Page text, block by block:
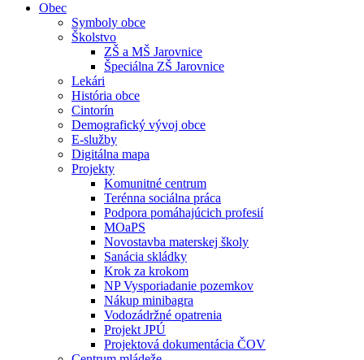
Obec
Symboly obce
Školstvo
ZŠ a MŠ Jarovnice
Špeciálna ZŠ Jarovnice
Lekári
História obce
Cintorín
Demografický vývoj obce
E-služby
Digitálna mapa
Projekty
Komunitné centrum
Terénna sociálna práca
Podpora pomáhajúcich profesií
MOaPS
Novostavba materskej školy
Sanácia skládky
Krok za krokom
NP Vysporiadanie pozemkov
Nákup minibagra
Vodozádržné opatrenia
Projekt JPÚ
Projektová dokumentácia ČOV